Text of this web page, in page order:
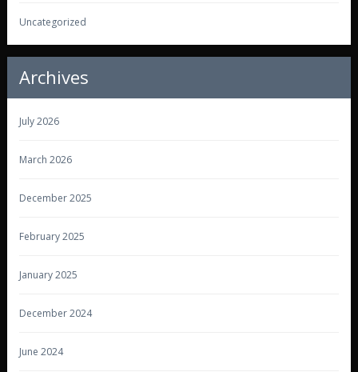
Uncategorized
Archives
July 2026
March 2026
December 2025
February 2025
January 2025
December 2024
June 2024